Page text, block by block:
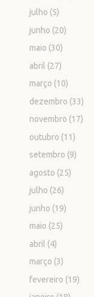
julho (5)
junho (20)
maio (30)
abril (27)
março (10)
dezembro (33)
novembro (17)
outubro (11)
setembro (9)
agosto (25)
julho (26)
junho (19)
maio (25)
abril (4)
março (3)
fevereiro (19)